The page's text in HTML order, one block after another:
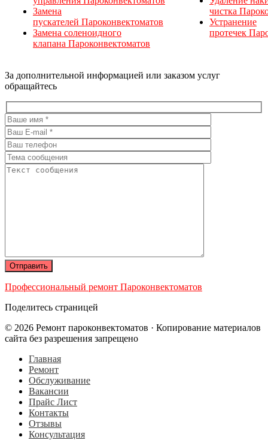
Замена
пускателей Пароконвектоматов
Замена соленоидного
клапана Пароконвектоматов
чистка
Устранение
протечек
За дополнительной информацией или заказом услуг
обращайтесь
Профессиональный ремонт Пароконвектоматов
Поделитесь страницей
© 2026 Ремонт пароконвектоматов · Копирование материалов
сайта без разрешения запрещено
Главная
Ремонт
Обслуживание
Вакансии
Прайс Лист
Контакты
Отзывы
Консультация